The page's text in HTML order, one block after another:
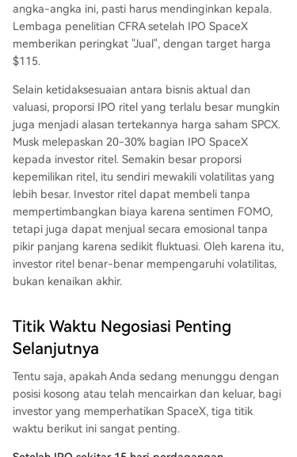
angka-angka ini, pasti harus mendinginkan kepala.
Lembaga penelitian CFRA setelah IPO SpaceX
memberikan peringkat "Jual", dengan target harga
$115.
Selain ketidaksesuaian antara bisnis aktual dan
valuasi, proporsi IPO ritel yang terlalu besar mungkin
juga menjadi alasan tertekannya harga saham SPCX.
Musk melepaskan 20-30% bagian IPO SpaceX
kepada investor ritel. Semakin besar proporsi
kepemilikan ritel, itu sendiri mewakili volatilitas yang
lebih besar. Investor ritel dapat membeli tanpa
mempertimbangkan biaya karena sentimen FOMO,
tetapi juga dapat menjual secara emosional tanpa
pikir panjang karena sedikit fluktuasi. Oleh karena itu,
investor ritel benar-benar mempengaruhi volatilitas,
bukan kenaikan akhir.
Titik Waktu Negosiasi Penting
Selanjutnya
Tentu saja, apakah Anda sedang menunggu dengan
posisi kosong atau telah mencairkan dan keluar, bagi
investor yang memperhatikan SpaceX, tiga titik
waktu berikut ini sangat penting.